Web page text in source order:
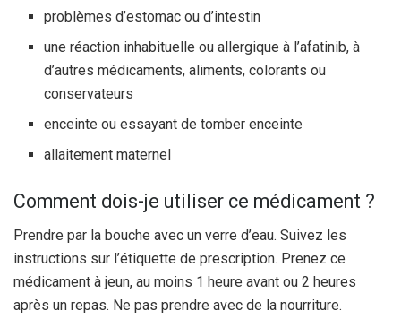
problèmes d’estomac ou d’intestin
une réaction inhabituelle ou allergique à l’afatinib, à
d’autres médicaments, aliments, colorants ou
conservateurs
enceinte ou essayant de tomber enceinte
allaitement maternel
Comment dois-je utiliser ce médicament ?
Prendre par la bouche avec un verre d’eau. Suivez les
instructions sur l’étiquette de prescription. Prenez ce
médicament à jeun, au moins 1 heure avant ou 2 heures
après un repas. Ne pas prendre avec de la nourriture.